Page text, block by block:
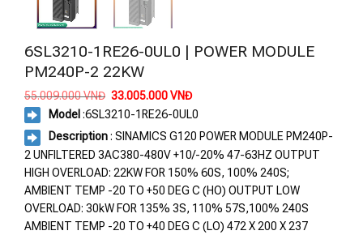
6SL3210-1RE26-0UL0 | POWER MODULE
PM240P-2 22KW
55.009.000VNĐ Giá
là:
55.009.000 VNĐ.
33.005.000VNĐGiá
tại
là:
33.005.000 VNĐ.
Model :6SL3210-1RE26-0UL0
Description: SINAMICS G120 POWER MODULE PM240P-
2 UNFILTERED 3AC380-480V +10/-20% 47-63HZ OUTPUT
HIGH OVERLOAD: 22KW FOR 150% 60S, 100% 240S;
AMBIENT TEMP -20 TO +50 DEG C (HO) OUTPUT LOW
OVERLOAD: 30kW FOR 135% 3S, 110% 57S,100% 240S
AMBIENT TEMP -20 TO +40 DEG C (LO) 472 X 200 X 237